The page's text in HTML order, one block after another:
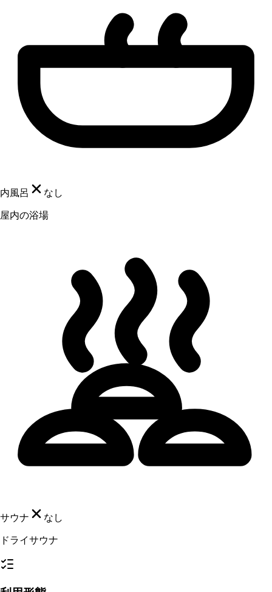
内風呂 なし
屋内の浴場
サウナ なし
ドライサウナ